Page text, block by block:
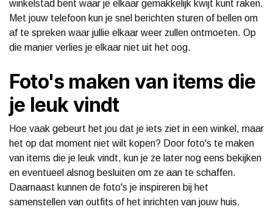
winkelstad bent waar je elkaar gemakkelijk kwijt kunt raken.
Met jouw telefoon kun je snel berichten sturen of bellen om
af te spreken waar jullie elkaar weer zullen ontmoeten. Op
die manier verlies je elkaar niet uit het oog.
Foto's maken van items die
je leuk vindt
Hoe vaak gebeurt het jou dat je iets ziet in een winkel, maar
het op dat moment niet wilt kopen? Door foto's te maken
van items die je leuk vindt, kun je ze later nog eens bekijken
en eventueel alsnog besluiten om ze aan te schaffen.
Daarnaast kunnen de foto's je inspireren bij het
samenstellen van outfits of het inrichten van jouw huis.